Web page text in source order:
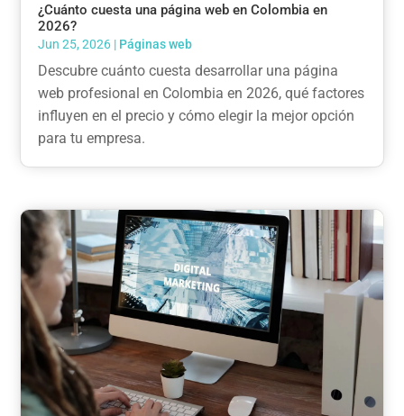
¿Cuánto cuesta una página web en Colombia en
2026?
Jun 25, 2026 | Páginas web
Descubre cuánto cuesta desarrollar una página
web profesional en Colombia en 2026, qué factores
influyen en el precio y cómo elegir la mejor opción
para tu empresa.